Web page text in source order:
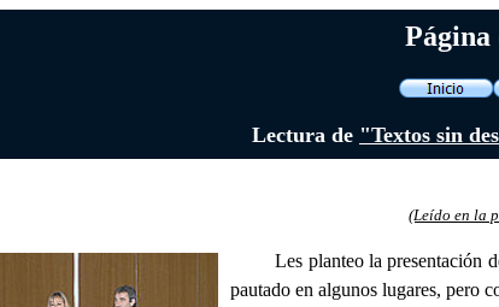
Lectura de "Textos sin
(Leído en la
Les planteo la presentación
pautado en algunos lugares, pero